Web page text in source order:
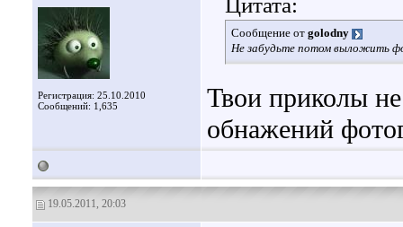
Регистрация: 25.10.2010
Сообщений: 1,635
Цитата:
Сообщение от golodny
Не забудьте потом выложить
Твои приколы
обнажений
19.05.2011, 20:03